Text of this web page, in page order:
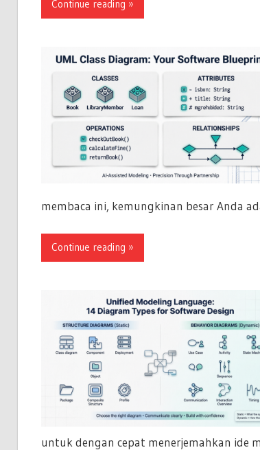
Continue reading
membaca ini, kemungkinan besar Anda
Continue reading
untuk dengan cepat menerjemahkan ide